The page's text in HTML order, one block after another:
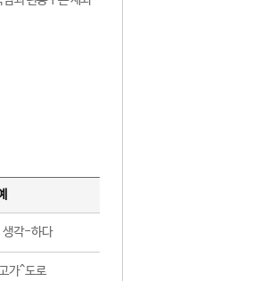
각-하다
가^도로